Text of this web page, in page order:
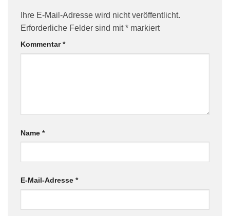
Ihre E-Mail-Adresse wird nicht veröffentlicht.
Erforderliche Felder sind mit* markiert
Kommentar*
Name *
E-Mail-Adresse *